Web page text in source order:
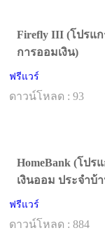
Firefly III (โปรแ
การออมเงิน)
ฟรีแวร์
ดาวน์โหลด : 93
HomeBank (โปร
เงินออม ประจำบ้
ฟรีแวร์
ดาวน์โหลด : 884